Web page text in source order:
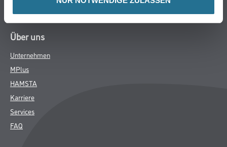
Über uns
Unternehmen
MPlus
HAMSTA
Karriere
Services
FAQ